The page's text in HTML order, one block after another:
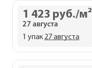
1 423 руб./м²
27 августа
1 упак 27 августа